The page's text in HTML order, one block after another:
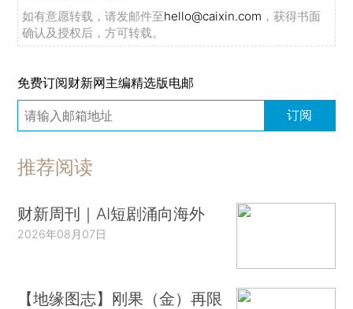
如有意愿转载，请发邮件至hello@caixin.com ，获得书面
确认及授权后，方可转载。
免费订阅财新网主编精选版电邮
订阅
推荐阅读
财新周刊｜AI短剧涌向海外
2026年08月07日
【地缘图志】刚果（金）再限